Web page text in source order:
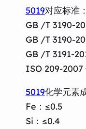
5019对应标准：
GB /T 3190-
GB /T 3190-
GB /T 3191-
ISO 209-2007
5019化学元素
Fe：≤0.5
Si：≤0.4